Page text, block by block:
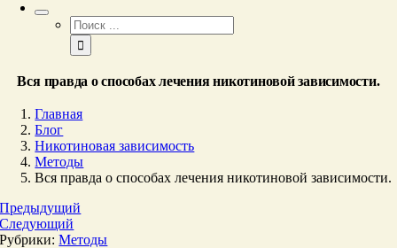
Результат
поиска:
Вся правда о способах лечения никотиновой зависимости.
Главная
Блог
Никотиновая зависимость
Методы
Вся правда о способах лечения никотиновой зависимости.
Предыдущий
Следующий
Рубрики:Методы